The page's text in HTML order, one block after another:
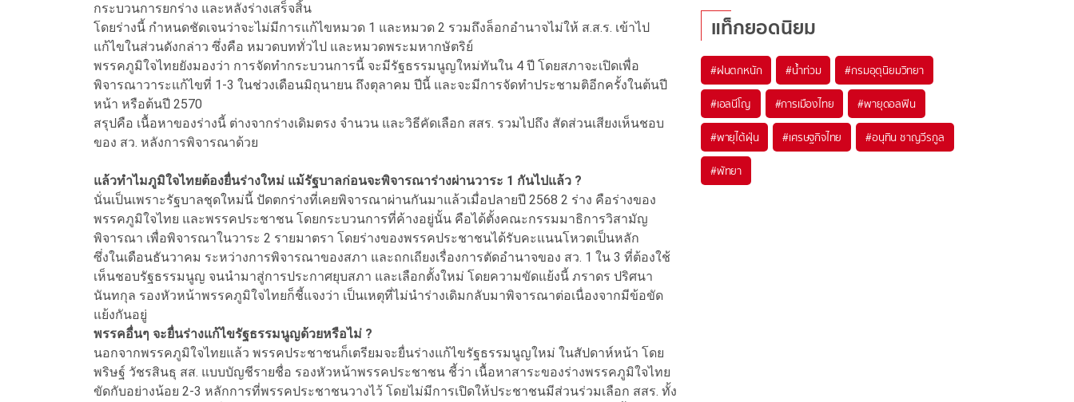
กระบวนการยกร่าง และหลังร่างเสร็จสิ้น
โดยร่างนี้ กำหนดชัดเจนว่าจะไม่มีการแก้ไขหมวด 1 และหมวด 2 รวมถึงล็อกอำนาจไม่ให้ ส.ส.ร. เข้าไป
แก้ไขในส่วนดังกล่าว ซึ่งคือ หมวดบททั่วไป และหมวดพระมหากษัตริย์
พรรคภูมิใจไทยยังมองว่า การจัดทำกระบวนการนี้ จะมีรัฐธรรมนูญใหม่ทันใน 4 ปี โดยสภาจะเปิดเพื่อ
พิจารณาวาระแก้ไขที่ 1-3 ในช่วงเดือนมิถุนายน ถึงตุลาคม ปีนี้ และจะมีการจัดทำประชามติอีกครั้งในต้นปี
หน้า หรือต้นปี 2570
สรุปคือ เนื้อหาของร่างนี้ ต่างจากร่างเดิมตรง จำนวน และวิธีคัดเลือก สสร. รวมไปถึง สัดส่วนเสียงเห็นชอบ
ของ สว. หลังการพิจารณาด้วย
แล้วทำไมภูมิใจไทยต้องยื่นร่างใหม่ แม้รัฐบาลก่อนจะพิจารณาร่างผ่านวาระ 1 กันไปแล้ว ?
นั่นเป็นเพราะรัฐบาลชุดใหม่นี้ ปัดตกร่างที่เคยพิจารณาผ่านกันมาแล้วเมื่อปลายปี 2568 2 ร่าง คือร่างของ
พรรคภูมิใจไทย และพรรคประชาชน โดยกระบวนการที่ค้างอยู่นั้น คือได้ตั้งคณะกรรมมาธิการวิสามัญ
พิจารณา เพื่อพิจารณาในวาระ 2 รายมาตรา โดยร่างของพรรคประชาชนได้รับคะแนนโหวตเป็นหลัก
ซึ่งในเดือนธันวาคม ระหว่างการพิจารณาของสภา และถกเถียงเรื่องการตัดอำนาจของ สว. 1 ใน 3 ที่ต้องใช้
เห็นชอบรัฐธรรมนูญ จนนำมาสู่การประกาศยุบสภา และเลือกตั้งใหม่ โดยความขัดแย้งนี้ ภราดร ปริศนา
นันทกุล รองหัวหน้าพรรคภูมิใจไทยก็ชี้แจงว่า เป็นเหตุที่ไม่นำร่างเดิมกลับมาพิจารณาต่อเนื่องจากมีข้อขัด
แย้งกันอยู่
พรรคอื่นๆ จะยื่นร่างแก้ไขรัฐธรรมนูญด้วยหรือไม่ ?
นอกจากพรรคภูมิใจไทยแล้ว พรรคประชาชนก็เตรียมจะยื่นร่างแก้ไขรัฐธรรมนูญใหม่ ในสัปดาห์หน้า โดย
พริษฐ์ วัชรสินธุ สส. แบบบัญชีรายชื่อ รองหัวหน้าพรรคประชาชน ชี้ว่า เนื้อหาสาระของร่างพรรคภูมิใจไทย
ขัดกับอย่างน้อย 2-3 หลักการที่พรรคประชาชนวางไว้ โดยไม่มีการเปิดให้ประชาชนมีส่วนร่วมเลือก สสร. ทั้ง
แท็กยอดนิยม
#ฝนตกหนัก #น้ำท่วม #กรมอุตุนิยมวิทยา
#เอลนีโญ #การเมืองไทย #พายุดอลฟิน
#พายุไต้ฝุ่น #เศรษฐกิจไทย #อนุทิน ชาญวีรกูล
#พัทยา